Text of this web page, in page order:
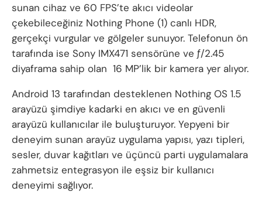
sunan cihaz ve 60 FPS’te akıcı videolar
çekebileceğiniz Nothing Phone (1) canlı HDR,
gerçekçi vurgular ve gölgeler sunuyor. Telefonun ön
tarafında ise Sony IMX471 sensörüne ve ƒ/2.45
diyaframa sahip olan 16 MP’lik bir kamera yer alıyor.
Android 13 tarafından desteklenen Nothing OS 1.5
arayüzü şimdiye kadarki en akıcı ve en güvenli
arayüzü kullanıcılar ile buluşturuyor. Yepyeni bir
deneyim sunan arayüz uygulama yapısı, yazı tipleri,
sesler, duvar kağıtları ve üçüncü parti uygulamalara
zahmetsiz entegrasyon ile eşsiz bir kullanıcı
deneyimi sağlıyor.